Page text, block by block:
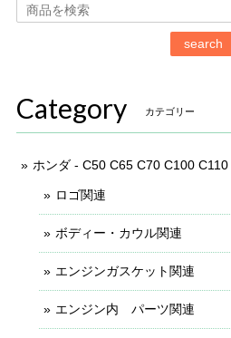
search
Category カテゴリー
ホンダ - C50 C65 C70 C100 C110
ロゴ関連
ボディー・カウル関連
エンジンガスケット関連
エンジン内 パーツ関連